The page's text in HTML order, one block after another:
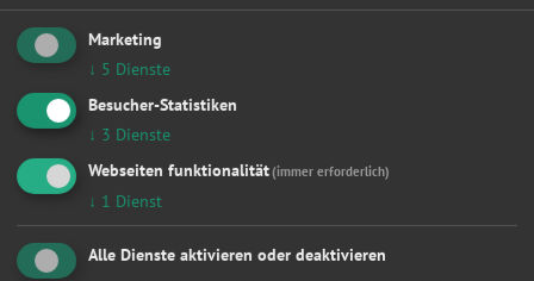
Reifenwechsel 4 Räder
Scheibenservice
Scheinwerfer
Smart Repair
Sonstige
Turbolader
Wasserpumpe
Zahnriemen / Steuerkette
Zylinderkopf
Zylinderkopfdichtung
Marketing
↓ 5 Dienste
Besucher-Statistiken
↓ 3 Dienste
Webseiten funktionalität(immer erforderlich)
↓ 1 Dienst
Alle Dienste aktivieren oder deaktivieren